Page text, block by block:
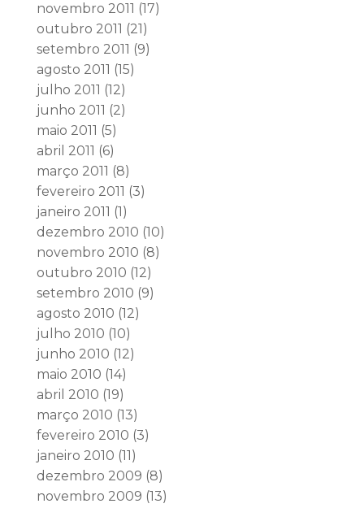
novembro 2011 (17)
outubro 2011 (21)
setembro 2011 (9)
agosto 2011 (15)
julho 2011 (12)
junho 2011 (2)
maio 2011 (5)
abril 2011 (6)
março 2011 (8)
fevereiro 2011 (3)
janeiro 2011 (1)
dezembro 2010 (10)
novembro 2010 (8)
outubro 2010 (12)
setembro 2010 (9)
agosto 2010 (12)
julho 2010 (10)
junho 2010 (12)
maio 2010 (14)
abril 2010 (19)
março 2010 (13)
fevereiro 2010 (3)
janeiro 2010 (11)
dezembro 2009 (8)
novembro 2009 (13)